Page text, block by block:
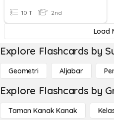
10 T 2nd
Load
Explore Flashcards by
Geometri Aljabar
Explore Flashcards by
Taman Kanak Kanak